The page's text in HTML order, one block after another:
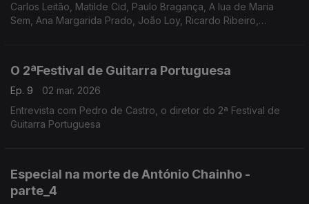
Carlos Leitão, Matilde Cid, Paulo Bragança, A lua de Maria
Sem, Ana Margarida Prado, João Loy, Ricardo Ribeiro,
O 2ªFestival de Guitarra Portuguesa
Ep. 9
02 mar. 2026
Entrevista com Pedro de Castro, o diretor do 2ª Festival de
Guitarra Portuguesa
Especial na morte de António Chainho -
parte_4